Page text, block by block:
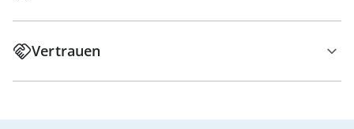
Vertrauen